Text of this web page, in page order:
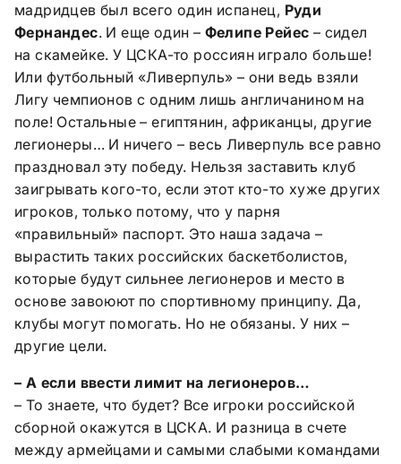
мадридцев был всего один испанец, Руди
Фернандес. И еще один – Фелипе Рейес – сидел
на скамейке. У ЦСКА-то россиян играло больше!
Или футбольный «Ливерпуль» – они ведь взяли
Лигу чемпионов с одним лишь англичанином на
поле! Остальные – египтянин, африканцы, другие
легионеры… И ничего – весь Ливерпуль все равно
праздновал эту победу. Нельзя заставить клуб
заигрывать кого-то, если этот кто-то хуже других
игроков, только потому, что у парня
«правильный» паспорт. Это наша задача –
вырастить таких российских баскетболистов,
которые будут сильнее легионеров и место в
основе завоюют по спортивному принципу. Да,
клубы могут помогать. Но не обязаны. У них –
другие цели.
– А если ввести лимит на легионеров…
– То знаете, что будет? Все игроки российской
сборной окажутся в ЦСКА. И разница в счете
между армейцами и самыми слабыми командами